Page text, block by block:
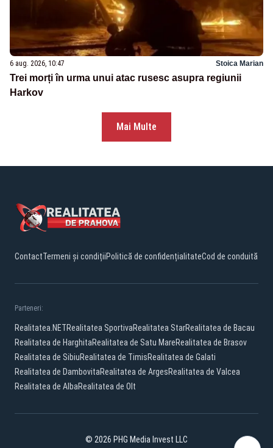
6 aug. 2026, 10:47 Stoica Marian
Trei morți în urma unui atac rusesc asupra regiunii
Harkov
Mai Multe
ContactTermeni și condițiiPolitică de confidențialitateCod de conduită
Parteneri:
Realitatea.NETRealitatea SportivaRealitatea StarRealitatea de Bacau
Realitatea de HarghitaRealitatea de Satu MareRealitatea de Brasov
Realitatea de SibiuRealitatea de TimisRealitatea de Galati
Realitatea de DambovitaRealitatea de ArgesRealitatea de Valcea
Realitatea de AlbaRealitatea de Olt
© 2026 PHG Media Invest LLC